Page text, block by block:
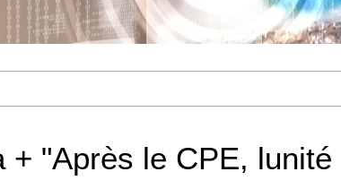
"Après le CPE, lunité